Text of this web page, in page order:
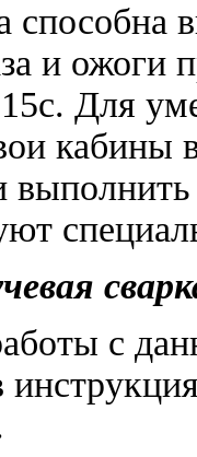
способна
и
Для
кабины
с